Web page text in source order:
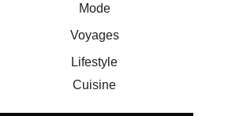
Mode
Voyages
Lifestyle
Cuisine